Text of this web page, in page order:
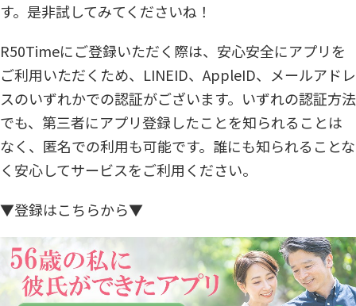
す。是非試してみてくださいね！
R50Timeにご登録いただく際は、安心安全にアプリを
ご利用いただくため、LINEID、AppleID、メールアドレ
スのいずれかでの認証がございます。いずれの認証方法
でも、第三者にアプリ登録したことを知られることは
なく、匿名での利用も可能です。誰にも知られることな
く安心してサービスをご利用ください。
▼登録はこちらから▼